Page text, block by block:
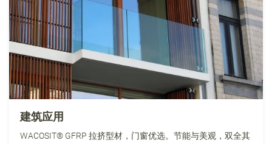
建筑应用
WACOSIT® GFRP 拉挤型材，门窗优选。节能与美观，双全其